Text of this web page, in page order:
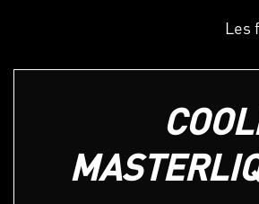
Les